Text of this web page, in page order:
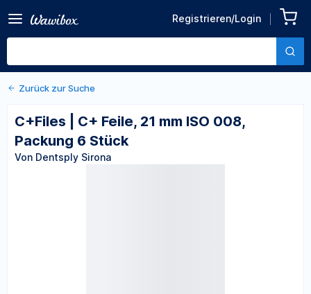
Registrieren/Login
ISO 008, Packung 6 Stück
Von Dentsply Sirona
Zurück zu den Produktdetails
Zurück zur Suche
C+Files | C+ Feile, 21 mm ISO 008,
Packung 6 Stück
Von Dentsply Sirona